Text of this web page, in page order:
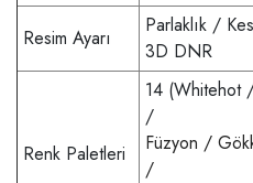
Resim Ayarı
Parlaklık /
3D DNR
Renk Paletleri
14 (Whitehot
/
Füzyon /
/